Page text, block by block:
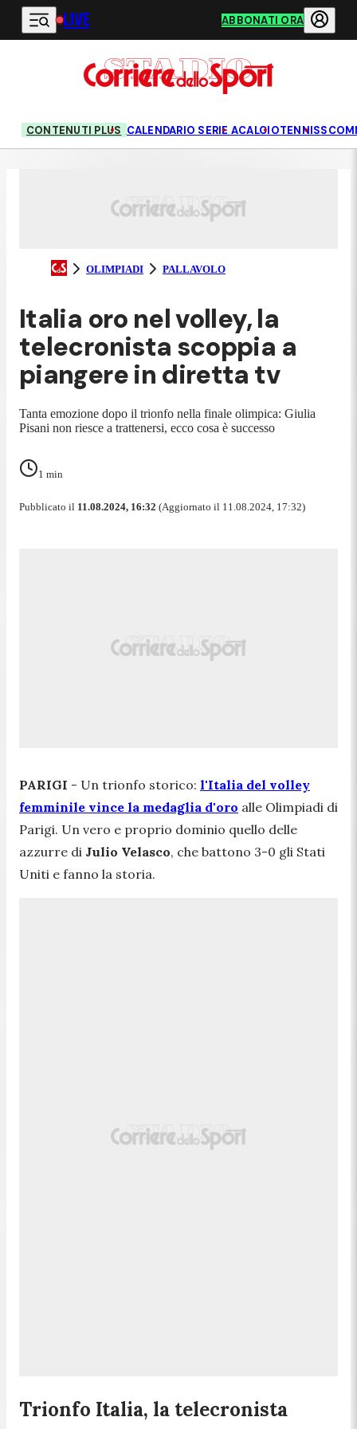
Vai al contenuto principale
LIVE ABBONATI ORA
CONTENUTI PLUS CALENDARIO SERIE ACALCIOTENNIS
OLIMPIADI PALLAVOLO
Italia oro nel volley, la
telecronista scoppia a
piangere in diretta tv
Tanta emozione dopo il trionfo nella finale olimpica: Giulia
Pisani non riesce a trattenersi, ecco cosa è successo
1 min
Pubblicato il 11.08.2024, 16:32 (Aggiornato il 11.08.2024, 17:32)
PARIGI - Un trionfo storico: l'Italia del volley
femminile vince la medaglia d'oro alle Olimpiadi di
Parigi. Un vero e proprio dominio quello delle
azzurre di Julio Velasco, che battono 3-0 gli Stati
Uniti e fanno la storia.
Trionfo Italia, la telecronista